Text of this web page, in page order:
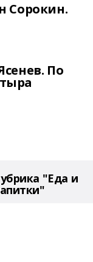
Сорокин.
По
"Еда и